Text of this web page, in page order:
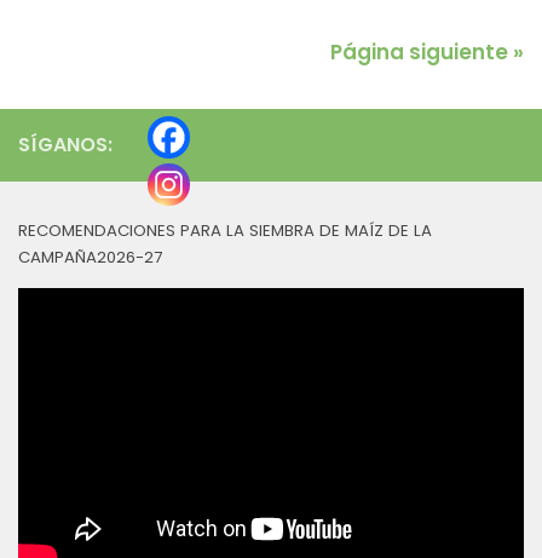
Página siguiente »
SÍGANOS:
RECOMENDACIONES PARA LA SIEMBRA DE MAÍZ DE LA
CAMPAÑA2026-27